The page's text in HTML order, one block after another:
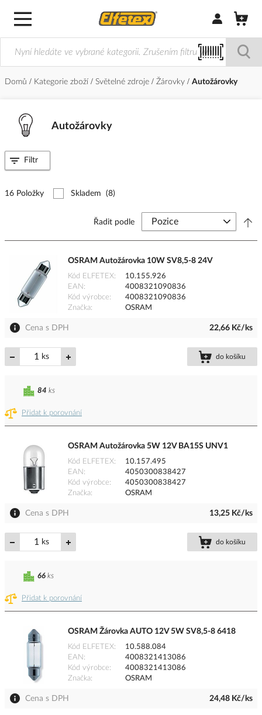
Přihlásit/
Domů Kategorie zboží Světelné zdroje Žárovky Autožárovky
Autožárovky
16 Položky Skladem (8)
Řadit podle
OSRAM Autožárovka 10W SV8,5-8 24V
Kód ELFETEX
10.155.926
EAN
4008321090836
Kód výrobce
4008321090836
Značka
OSRAM
Cena s DPH 22,66 Kč/ks
ks do košíku
Přidat k porovnání
84 ks
OSRAM Autožárovka 5W 12V BA15S UNV1
Kód ELFETEX
10.157.495
EAN
4050300838427
Kód výrobce
4050300838427
Značka
OSRAM
Cena s DPH 13,25 Kč/ks
ks do košíku
Přidat k porovnání
66 ks
OSRAM Žárovka AUTO 12V 5W SV8,5-8 6418
Kód ELFETEX
10.588.084
EAN
4008321413086
Kód výrobce
4008321413086
Značka
OSRAM
Cena s DPH 24,48 Kč/ks
Filtr